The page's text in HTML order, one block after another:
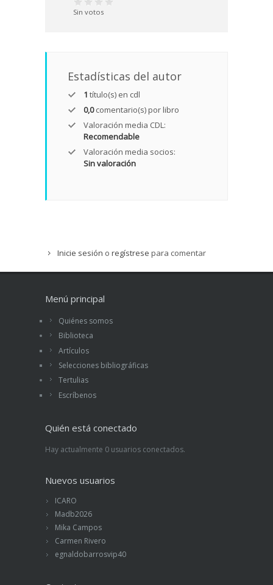
Sin votos
Estadísticas del autor
1 título(s) en cdl
0,0comentario(s) por libro
Valoración media CDL:
Recomendable
Valoración media socios:
Sin valoración
Inicie sesión o regístrese para comentar
Menú principal
Quiénes somos
Biblioteca
Artículos
Selecciones bibliográficas
Tertulias
Escríbenos
Quién está conectado
Hay actualmente 0 usuarios conectados.
Nuevos usuarios
ICARO
Madb2026
Mika Campos
Carmen Rivero
egnaldobarrosvip40